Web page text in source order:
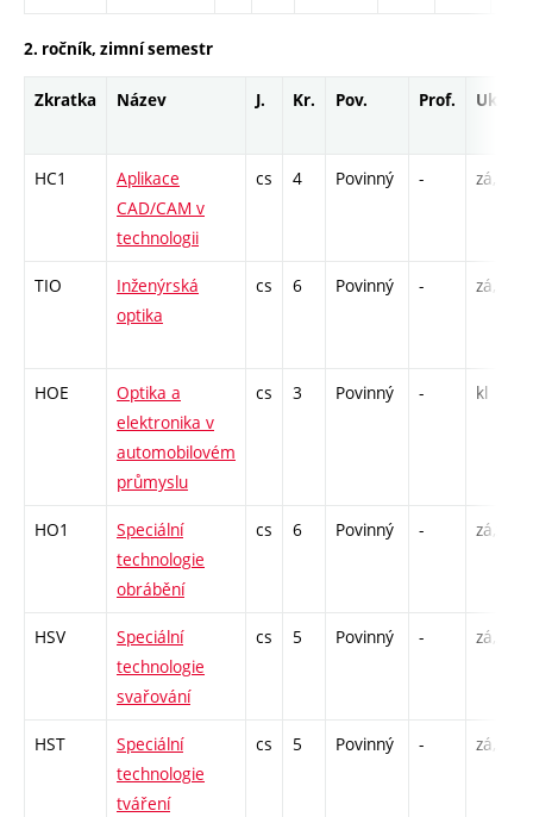
2. ročník, zimní semestr
Zkratka Název J. Kr. Pov. Prof. Uk.
HC1
Aplikace
CAD/CAM v
technologii
cs 4 Povinný - zá,zk
TIO
Inženýrská
optika
cs 6 Povinný - zá,zk
HOE
Optika a
elektronika v
automobilovém
průmyslu
cs 3 Povinný - kl
HO1
Speciální
technologie
obrábění
cs 6 Povinný - zá,zk
HSV
Speciální
technologie
svařování
cs 5 Povinný - zá,zk
HST
Speciální
technologie
tváření
cs 5 Povinný - zá,zk